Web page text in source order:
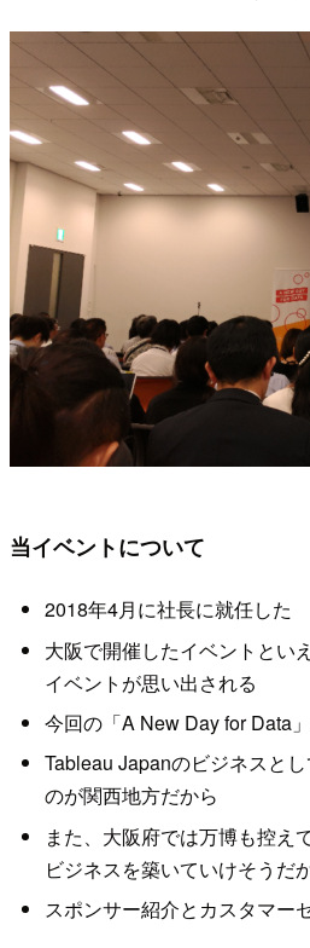
当イベントについて
2018年4月に社長に就任した
大阪で開催したイベントとい
イベントが思い出される
今回の「A New Day for Data
Tableau Japanのビジネスと
のが関西地方だから
また、大阪府では万博も控え
ビジネスを築いていけそうだ
スポンサー紹介とカスタマー